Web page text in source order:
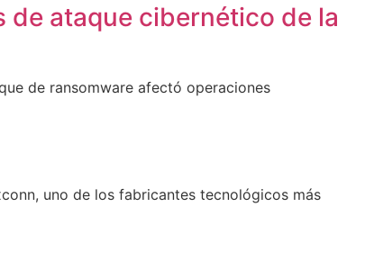
de ataque cibernético de la
de ransomware afectó operaciones
uno de los fabricantes tecnológicos más